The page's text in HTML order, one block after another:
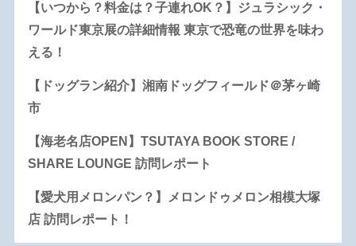
【いつから？料金は？子連れOK？】ジュラシック・
ワールド東京展の詳細情報 東京で恐竜の世界を味わ
える！
【ドッグラン紹介】湘南ドッグフィールド＠茅ヶ崎
市
【海老名店OPEN】TSUTAYA BOOK STORE /
SHARE LOUNGE 訪問レポート
【愛犬用メロンパン？】メロンドゥメロン相模大塚
店 訪問レポート！